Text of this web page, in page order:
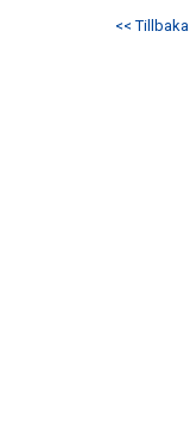
<< Tillbaka